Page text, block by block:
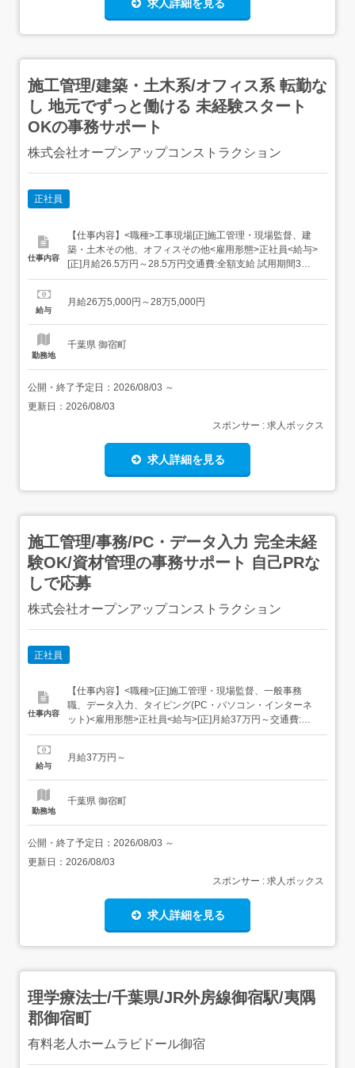
求人詳細を見る
施工管理/建築・土木系/オフィス系 転勤な
し 地元でずっと働ける 未経験スタート
OKの事務サポート
株式会社オープンアップコンストラクション
正社員
仕事内容
【仕事内容】<職種>工事現場[正]施工管理・現場監督、建
築・土木その他、オフィスその他<雇用形態>正社員<給与>
[正]月給26.5万円～28.5万円交通費:全額支給 試用期間3ヶ
月(雇用形態は本採用時と同条件/給与は下記参照) 固定残業
ヵ月目:月給23.9万円～2～3ヶ月目:月給28万円 固定残業代
給与
月給26万5,000円～28万5,000円
勤務地
千葉県 御宿町
公開・終了予定日： 2026/08/03 ～
更新日： 2026/08/03
スポンサー : 求人ボックス
求人詳細を見る
施工管理/事務/PC・データ入力 完全未経
験OK/資材管理の事務サポート 自己PRな
しで応募
株式会社オープンアップコンストラクション
正社員
仕事内容
【仕事内容】<職種>[正]施工管理・現場監督、一般事務
職、データ入力、タイピング(PC・パソコン・インターネ
ット)<雇用形態>正社員<給与>[正]月給37万円～交通費:全
額支給 [正]には、固定残業代:49,143円 20時間相当分が含
お支払いします。 試用期間:3ヶ月/正社員/月給37万円月給
給与
月給37万円～
勤務地
千葉県 御宿町
公開・終了予定日： 2026/08/03 ～
更新日： 2026/08/03
スポンサー : 求人ボックス
求人詳細を見る
理学療法士/千葉県/JR外房線御宿駅/夷隅
郡御宿町
有料老人ホームラビドール御宿